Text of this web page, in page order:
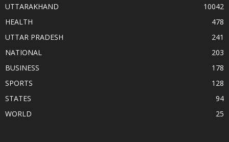
UTTARAKHAND
10042
HEALTH
478
UTTAR PRADESH
241
NATIONAL
203
BUSINESS
178
SPORTS
128
STATES
94
WORLD
25